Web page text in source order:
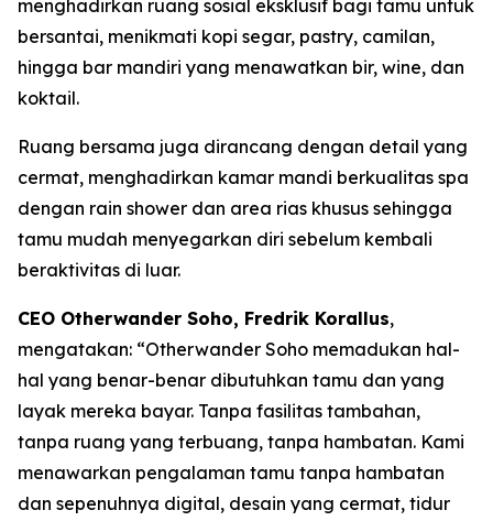
menghadirkan ruang sosial eksklusif bagi tamu untuk
bersantai, menikmati kopi segar, pastry, camilan,
hingga bar mandiri yang menawatkan bir, wine, dan
koktail.
Ruang bersama juga dirancang dengan detail yang
cermat, menghadirkan kamar mandi berkualitas spa
dengan rain shower dan area rias khusus sehingga
tamu mudah menyegarkan diri sebelum kembali
beraktivitas di luar.
CEO Otherwander Soho, Fredrik Korallus,
mengatakan: “Otherwander Soho memadukan hal-
hal yang benar-benar dibutuhkan tamu dan yang
layak mereka bayar. Tanpa fasilitas tambahan,
tanpa ruang yang terbuang, tanpa hambatan. Kami
menawarkan pengalaman tamu tanpa hambatan
dan sepenuhnya digital, desain yang cermat, tidur